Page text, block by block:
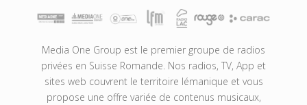
Media One Group est le premier groupe de radios
privées en Suisse Romande. Nos radios, TV, App et
sites web couvrent le territoire lémanique et vous
propose une offre variée de contenus musicaux,